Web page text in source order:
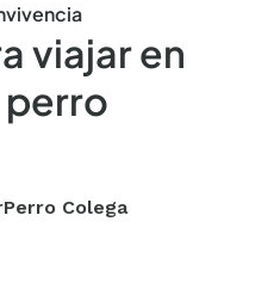
viajar en
Colega